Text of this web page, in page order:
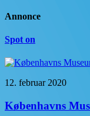
Annonce
Spot on
12. februar 2020
Københavns